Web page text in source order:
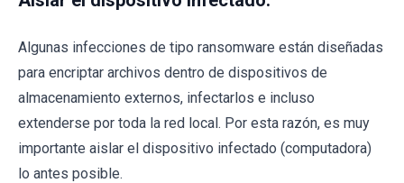
Algunas infecciones de tipo ransomware están diseñadas
para encriptar archivos dentro de dispositivos de
almacenamiento externos, infectarlos e incluso
extenderse por toda la red local. Por esta razón, es muy
importante aislar el dispositivo infectado (computadora)
lo antes posible.